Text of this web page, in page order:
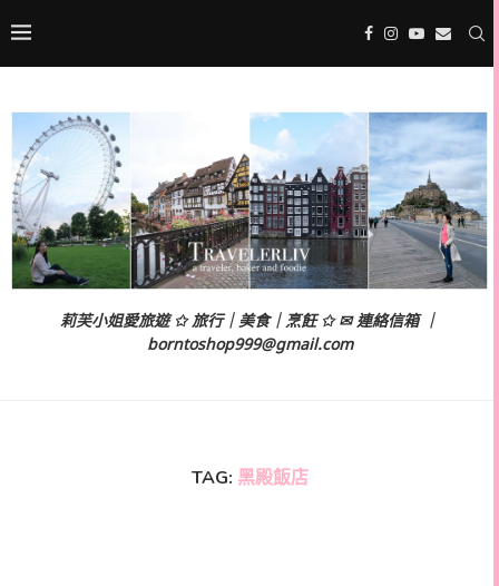
莉芙小姐愛旅遊 ✩ 旅行｜美食｜烹飪 ✩ ✉ 連絡信箱 ｜
borntoshop999@gmail.com
TAG: 黑殿飯店